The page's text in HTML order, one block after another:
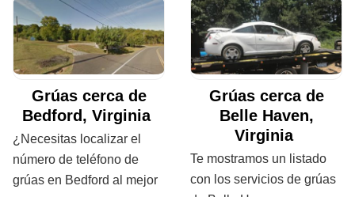
Grúas cerca de
Bedford, Virginia
¿Necesitas localizar el
número de teléfono de
grúas en Bedford al mejor
Grúas cerca de
Belle Haven,
Virginia
Te mostramos un listado
con los servicios de grúas